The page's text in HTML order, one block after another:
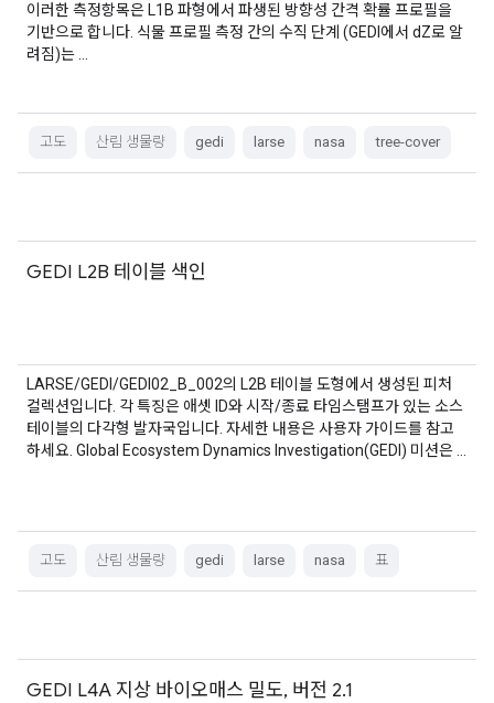
이러한 측정항목은 L1B 파형에서 파생된 방향성 간격 확률 프로필을
기반으로 합니다. 식물 프로필 측정 간의 수직 단계 (GEDI에서 dZ로 알
려짐)는 …
고도 산림 생물량 gedi larse nasa tree-cover
GEDI L2B 테이블 색인
LARSE/GEDI/GEDI02_B_002의 L2B 테이블 도형에서 생성된 피처
컬렉션입니다. 각 특징은 애셋 ID와 시작/종료 타임스탬프가 있는 소스
테이블의 다각형 발자국입니다. 자세한 내용은 사용자 가이드를 참고
하세요. Global Ecosystem Dynamics Investigation(GEDI) 미션은 …
고도 산림 생물량 gedi larse nasa 표
GEDI L4A 지상 바이오매스 밀도, 버전 2.1